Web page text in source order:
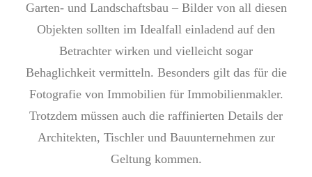
Garten- und Landschaftsbau – Bilder von all diesen
Objekten sollten im Idealfall einladend auf den
Betrachter wirken und vielleicht sogar
Behaglichkeit vermitteln. Besonders gilt das für die
Fotografie von Immobilien für Immobilienmakler.
Trotzdem müssen auch die raffinierten Details der
Architekten, Tischler und Bauunternehmen zur
Geltung kommen.